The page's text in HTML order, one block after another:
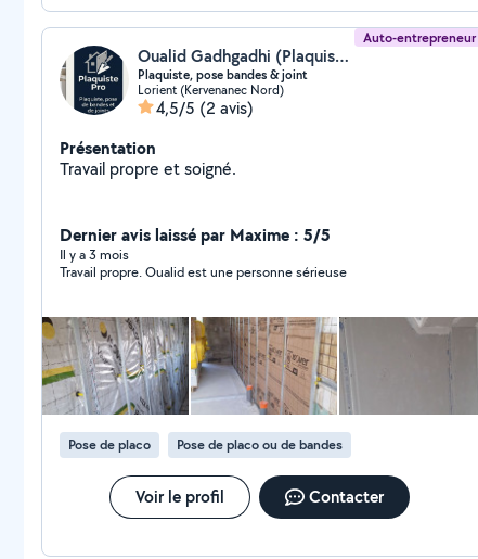
Auto-entrepreneur
Oualid Gadhgadhi (Plaquiste Pro)
Plaquiste, pose bandes & joint
Lorient (Kervenanec Nord)
4,5/5 (2 avis)
Présentation
Travail propre et soigné.
Dernier avis laissé par Maxime : 5/5
Il y a 3 mois
Travail propre. Oualid est une personne sérieuse
Pose de placo Pose de placo ou de bandes
Voir le profil Contacter